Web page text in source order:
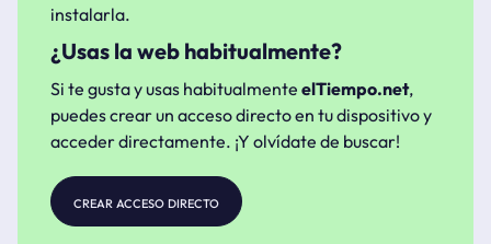
instalarla.
¿Usas la web habitualmente?
Si te gusta y usas habitualmente elTiempo.net,
puedes crear un acceso directo en tu dispositivo y
acceder directamente. ¡Y olvídate de buscar!
crear acceso directo